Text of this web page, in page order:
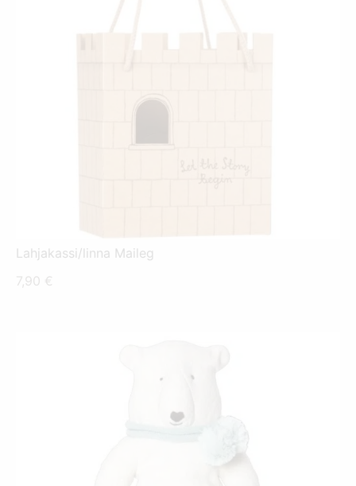
Lahjakassi/linna Maileg
7,90 €